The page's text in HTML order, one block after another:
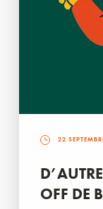
22
OFF DE